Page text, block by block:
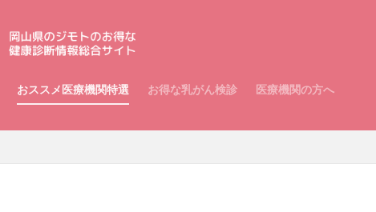
おススメ医療機関特選 お得な乳がん検診 医療機関の方へ